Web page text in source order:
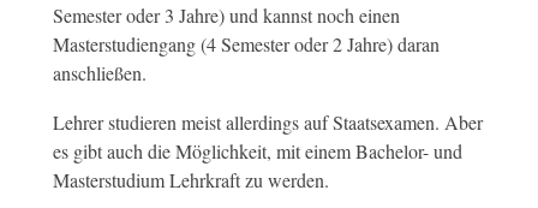
Semester oder 3 Jahre) und kannst noch einen
Masterstudiengang (4 Semester oder 2 Jahre) daran
anschließen.
Lehrer studieren meist allerdings auf Staatsexamen. Aber
es gibt auch die Möglichkeit, mit einem Bachelor- und
Masterstudium Lehrkraft zu werden.